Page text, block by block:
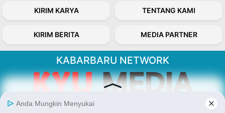
KIRIM KARYA TENTANG KAMI
KIRIM BERITA MEDIA PARTNER
KABARBARU NETWORK